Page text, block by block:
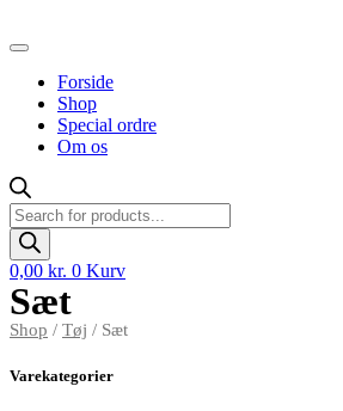
til
Forside
Shop
Special ordre
Om os
Products
search
0,00 kr. 0 Kurv
Sæt
Shop / Tøj / Sæt
Varekategorier